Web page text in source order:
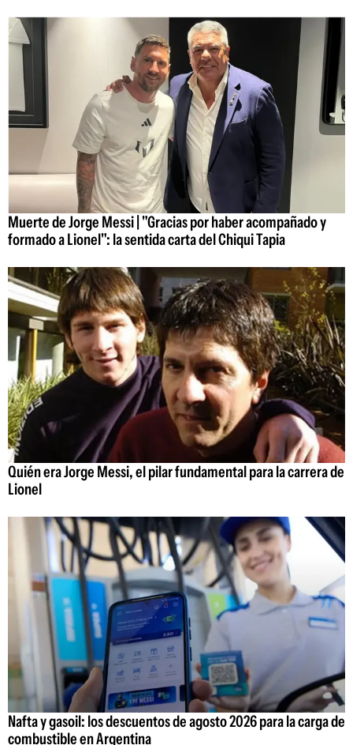
Muerte de Jorge Messi | "Gracias por haber acompañado y
formado a Lionel": la sentida carta del Chiqui Tapia
Quién era Jorge Messi, el pilar fundamental para la carrera de
Lionel
Nafta y gasoil: los descuentos de agosto 2026 para la carga de
combustible en Argentina